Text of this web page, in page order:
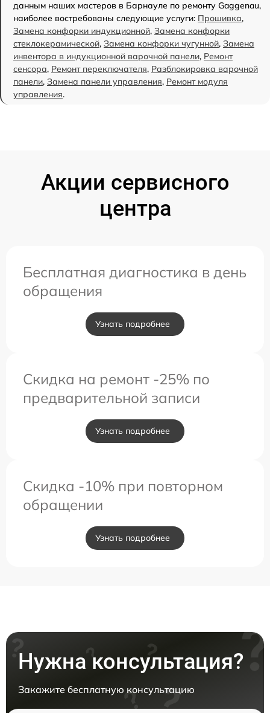
данным наших мастеров в Барнауле по ремонту Gaggenau,
наиболее востребованы следующие услуги: Прошивка,
Замена конфорки индукционной, Замена конфорки
стеклокерамической, Замена конфорки чугунной, Замена
инвентора в индукционной варочной панели, Ремонт
сенсора, Ремонт переключателя, Разблокировка варочной
панели, Замена панели управления, Ремонт модуля
управления.
Акции сервисного
центра
Бесплатная диагностика в день
обращения
Узнать подробнее
Скидка на ремонт -25% по
предварительной записи
Узнать подробнее
Скидка -10% при повторном
обращении
Узнать подробнее
Нужна консультация?
Закажите бесплатную консультацию